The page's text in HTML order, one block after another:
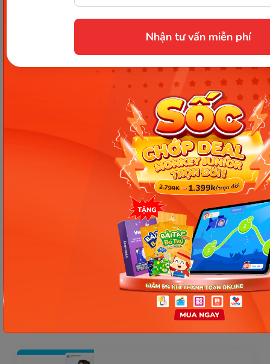
Nhận tư vấn miễn phí
kiến thức cơ bảntừ Monkey để cập nhật
thêm nhiều kiến thức bổ ích nhé.
Thông tin trong bài viết được tổng hợp nhằm
mục đích tham khảo và có thể thay đổi mà
không cần báo trước. Quý khách vui lòng
kiểm tra lại qua các kênh chính thức hoặc liên
hệ trực tiếp với đơn vị liên quan để nắm bắt